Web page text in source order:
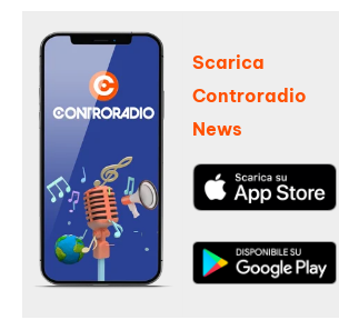
Scarica
Controradio
News